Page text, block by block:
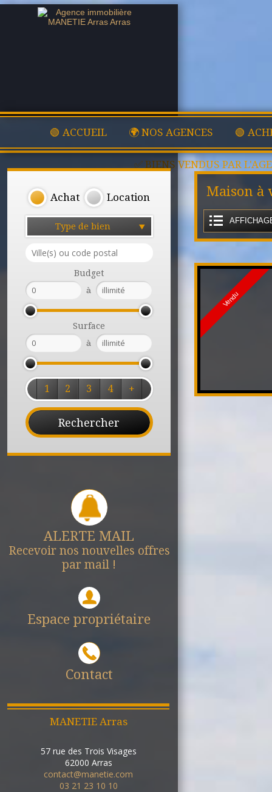
🟢 ACCUEIL 🌍 NOS AGENCES 🟢
✅ BIENS VENDUS PAR
Achat Location
Type de bien
Budget
à
Surface
à
1 2 3 4 +
ALERTE MAIL
Recevoir nos nouvelles offres
par mail !
Espace propriétaire
Contact
MANETIE Arras
57 rue des Trois Visages
62000 Arras
contact@manetie.com
03 21 23 10 10
Maison à
Vendu